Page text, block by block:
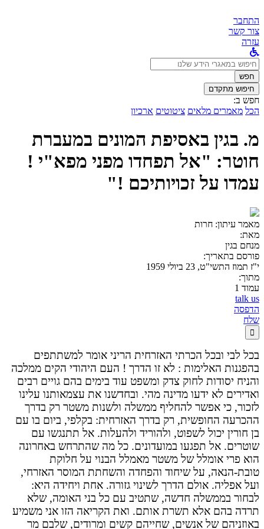
התחבר
צור קשר
עזרה
לחפש
ב:חפש
חיפוש מתקדם
חפש ב:
הכל מאמרים מלאים ציטוטים ארכיון
מ. בגין באסיפת המונים במעברת
חוטר: "אל תפחדו מפני מפא"י !
עמדו על זכויותיכם !"
מאמר עיתון: חרות
מאת:
מנחם בגין
פורסם בתאריך:
י"ז תמוז התשי"ט, 23 ביולי 1959
מתוך:
עמוד 1
talk us
הדפסה
שלח

בכל לבי ובכל הכרתי האזרחית הריני אומר למשתתפים
בהפגנות האלימות : לא זו הדרך ! העם היהודי הקים ממלכה
והניח יסודות לחוק צדק ומשפט עוד בימים בהם גויים רבים
ואדירים לא ידעו מדינה מהי. ובחדשנו את עצמאותנו עלינו
לזכור, כי אפשר להחליף ממשלה ולשנות משטר רק בדרך
ההכרעה החופשית, רק בדרך האזרחית: בקלפי, ביום בו עם
בן חורין יכול לשפוט, ולהוריד ולהעלות. אל תתנגשו עם
שוטרים. אל תפגעו במועדונים. כל מה שהתרחש באחרונה
הוא פרי אומלל של משטר מאמלל הבנוי על חלוקת
טובת-הנאה, על שיחוד והפחדה והשחתת המוסר האזרחי,
ועל אפליה. אולם הדרך לשינוי גזורה. אחת ויחידה היא:
לבחור בממשלה חדשה, שתטיב עם כל בני האומה, שלא
תרדה בהם אלא תשרת אותם. ואת הקריאה הזו אני משמיע
באוזניהם של אנשים, שחייהם קשים ומרודים, שלבם מר